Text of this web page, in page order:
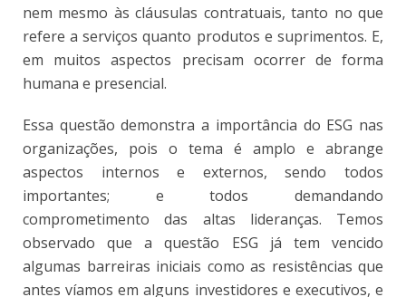
nem mesmo às cláusulas contratuais, tanto no que
refere a serviços quanto produtos e suprimentos. E,
em muitos aspectos precisam ocorrer de forma
humana e presencial.
Essa questão demonstra a importância do ESG nas
organizações, pois o tema é amplo e abrange
aspectos internos e externos, sendo todos
importantes; e todos demandando
comprometimento das altas lideranças. Temos
observado que a questão ESG já tem vencido
algumas barreiras iniciais como as resistências que
antes víamos em alguns investidores e executivos, e